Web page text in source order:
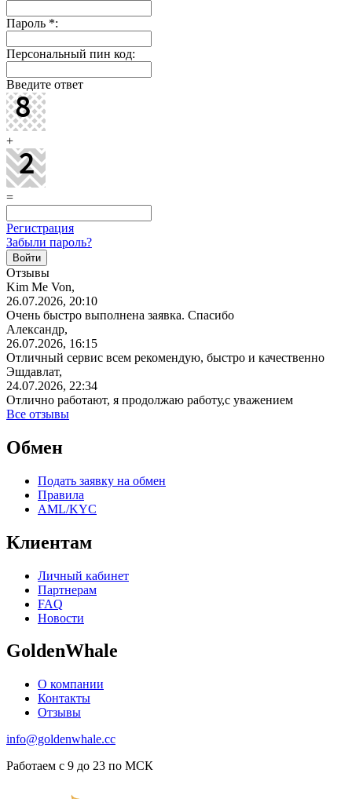
Пароль *:
Персональный пин код:
Введите ответ
+
=
Регистрация
Забыли пароль?
Отзывы
Kim Me Von,
26.07.2026, 20:10
Очень быстро выполнена заявка. Спасибо
Александр,
26.07.2026, 16:15
Отличный сервис всем рекомендую, быстро и качественно
Эшдавлат,
24.07.2026, 22:34
Отлично работают, я продолжаю работу,с уважением
Все отзывы
Обмен
Подать заявку на обмен
Правила
AML/KYC
Клиентам
Личный кабинет
Партнерам
FAQ
Новости
GoldenWhale
О компании
Контакты
Отзывы
info@goldenwhale.cc
Работаем с 9 до 23 по МСК